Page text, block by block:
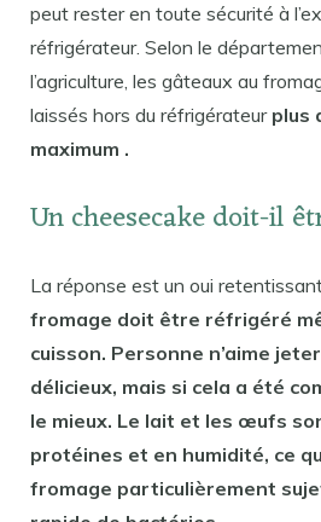
peut rester en toute sécurité à
réfrigérateur. Selon le
l’agriculture, les gâteaux au
laissés hors du réfrigérateur plus
maximum .
Un cheesecake doit-il
La réponse est un oui
fromage doit être réfrigéré
cuisson. Personne n’aime
délicieux, mais si cela a été
le mieux. Le lait et les œufs
protéines et en humidité, ce
fromage particulièrement